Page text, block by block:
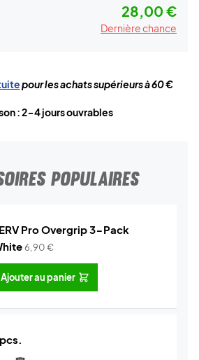
28,00 €
Dernière chance
pour les achats supérieurs à 60 €
: 2-4 jours ouvrables
POPULAIRES
Pro Overgrip 3-Pack
6,90€
Ajouter au panier